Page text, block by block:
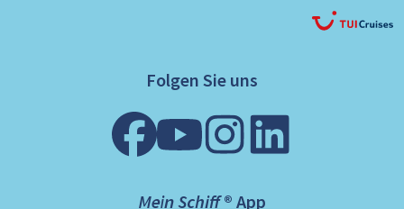
Folgen Sie uns
Mein Schiff ® App